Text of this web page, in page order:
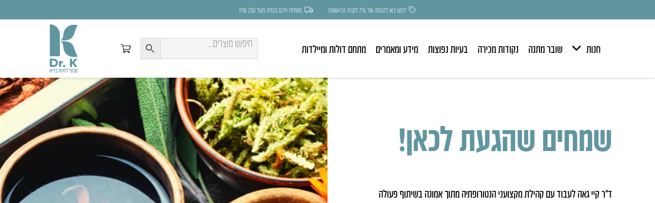
לחצו כאן להנחה של 7% לקניה הראשונה משלוח חינם בקניה מעל 250 ש״ח
חנות שובר מתנה נקודות מכירה בעיות נפוצות מידע ומאמרים מתחם דולות ומיילדות
שמחים שהגעת לכאן!
ד”ר קיי גאה לעבוד עם קהילת מקצועני הנטורופתיה מתוך אמונה בשיתוף פעולה